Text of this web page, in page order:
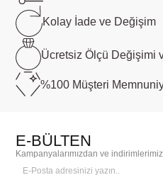
Kolay İade ve Değişim
Ücretsiz Ölçü Değişimi
%100 Müşteri
E-BÜLTEN
Kampanyalarımızdan ve